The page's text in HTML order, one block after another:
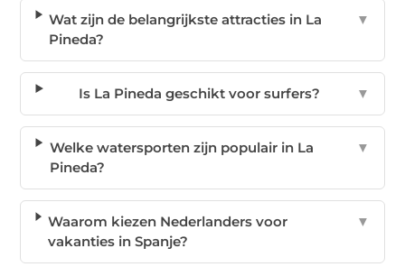
Wat zijn de belangrijkste attracties in La
Pineda?
▼
Is La Pineda geschikt voor surfers? ▼
Welke watersporten zijn populair in La
Pineda?
▼
Waarom kiezen Nederlanders voor
vakanties in Spanje?
▼